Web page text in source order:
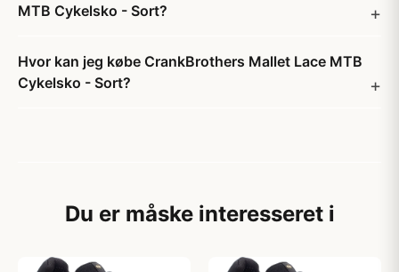
MTB Cykelsko - Sort?
Hvor kan jeg købe CrankBrothers Mallet Lace MTB
Cykelsko - Sort?
Du er måske interesseret i